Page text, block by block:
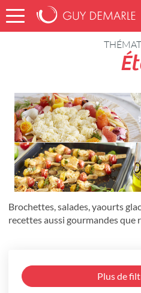
Accueil Recettes
Brochettes, salades, yaourts
recettes aussi gourmandes que
Plus de